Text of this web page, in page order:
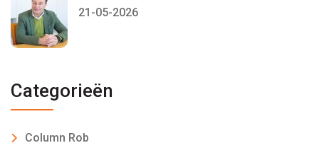
21-05-2026
Categorieën
Column Rob